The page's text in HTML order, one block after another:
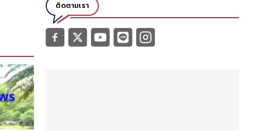
ติดตามเรา